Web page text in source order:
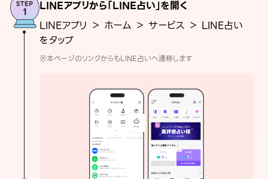
LINEアプリから「LINE占い」を開く
LINEアプリ ＞ ホーム ＞ サービス ＞ LINE占い
をタップ
※本ページのリンクからもLINE占いへ遷移します